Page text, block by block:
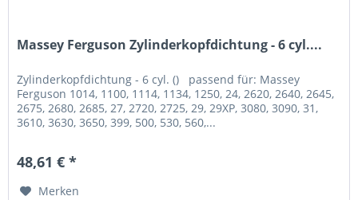
Massey Ferguson Zylinderkopfdichtung - 6 cyl....
Zylinderkopfdichtung - 6 cyl. () passend für: Massey
Ferguson 1014, 1100, 1114, 1134, 1250, 24, 2620, 2640, 2645,
2675, 2680, 2685, 27, 2720, 2725, 29, 29XP, 3080, 3090, 31,
3610, 3630, 3650, 399, 500, 530, 560,...
48,61 € *
Merken